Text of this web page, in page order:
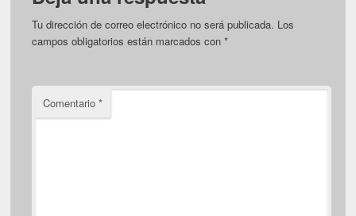
Tu dirección de correo electrónico no será publicada. Los
campos obligatorios están marcados con*
Comentario*